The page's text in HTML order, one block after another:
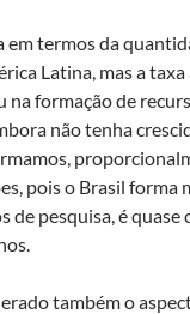
termos da
Latina, mas a
na formação de
não tenha
pois o Brasil forma
de pesquisa, é
também o